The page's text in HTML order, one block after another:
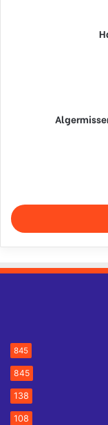
845
845
138
108